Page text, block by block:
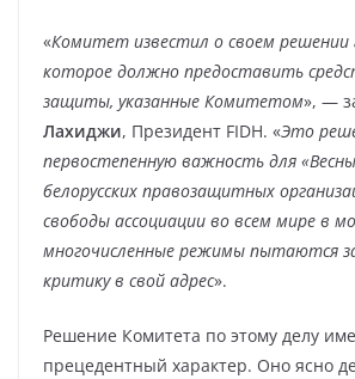
«Комитет известил о своем решении
которое должно предоставить
защиты, указанные Комитетом», —
Лахиджи, Президент FIDH. «Это
первостепенную важность для
белорусских правозащитных
свободы ассоциации во всем мире в
многочисленные режимы пытаются
критику в свой адрес».
Решение Комитета по этому делу
прецедентный характер. Оно ясно